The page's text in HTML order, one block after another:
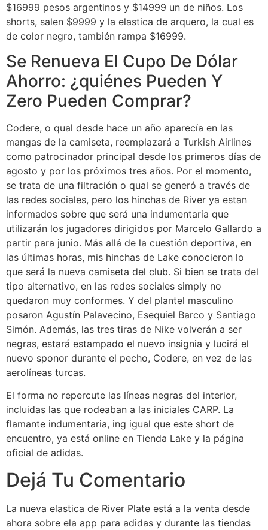
$16999 pesos argentinos y $14999 un de niños. Los
shorts, salen $9999 y la elastica de arquero, la cual es
de color negro, también rampa $16999.
Se Renueva El Cupo De Dólar
Ahorro: ¿quiénes Pueden Y
Zero Pueden Comprar?
Codere, o qual desde hace un año aparecía en las
mangas de la camiseta, reemplazará a Turkish Airlines
como patrocinador principal desde los primeros días de
agosto y por los próximos tres años. Por el momento,
se trata de una filtración o qual se generó a través de
las redes sociales, pero los hinchas de River ya estan
informados sobre que será una indumentaria que
utilizarán los jugadores dirigidos por Marcelo Gallardo a
partir para junio. Más allá de la cuestión deportiva, en
las últimas horas, mis hinchas de Lake conocieron lo
que será la nueva camiseta del club. Si bien se trata del
tipo alternativo, en las redes sociales simply no
quedaron muy conformes. Y del plantel masculino
posaron Agustín Palavecino, Esequiel Barco y Santiago
Simón. Además, las tres tiras de Nike volverán a ser
negras, estará estampado el nuevo insignia y lucirá el
nuevo sponor durante el pecho, Codere, en vez de las
aerolíneas turcas.
El forma no repercute las líneas negras del interior,
incluidas las que rodeaban a las iniciales CARP. La
flamante indumentaria, ing igual que este short de
encuentro, ya está online en Tienda Lake y la página
oficial de adidas.
Dejá Tu Comentario
La nueva elastica de River Plate está a la venta desde
ahora sobre ela app para adidas y durante las tiendas